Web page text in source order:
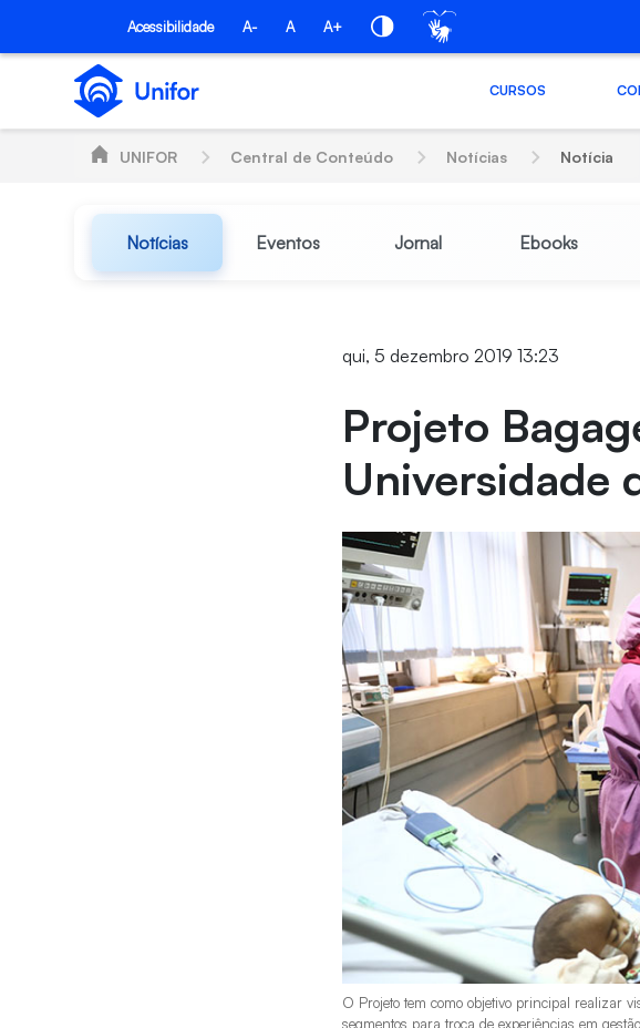
Pular para o Conteúdo principal
Acessibilidade A- A A+
CURSOS
UNIFOR Central de Conteúdo Notícias Notícia
Notícias Eventos Jornal Ebooks
qui, 5 dezembro 2019 13:23
Projeto
Universidade
O Projeto tem como objetivo principal realizar
segmentos para troca de experiências em